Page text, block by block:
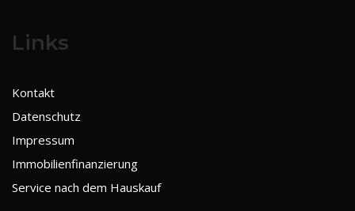
Links
Kontakt
Datenschutz
Impressum
Immobilienfinanzierung
Service nach dem Hauskauf